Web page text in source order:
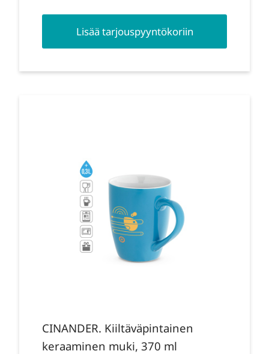
Lisää tarjouspyyntökoriin
CINANDER. Kiiltäväpintainen
keraaminen muki, 370 ml